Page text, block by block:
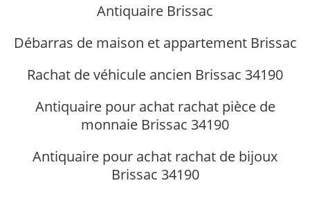
Antiquaire Brissac
Débarras de maison et appartement Brissac
Rachat de véhicule ancien Brissac 34190
Antiquaire pour achat rachat pièce de
monnaie Brissac 34190
Antiquaire pour achat rachat de bijoux
Brissac 34190